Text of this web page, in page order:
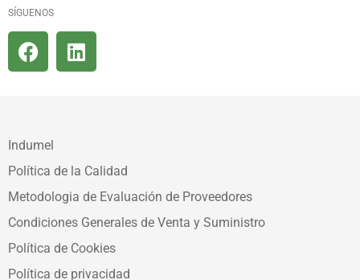
SÍGUENOS
Indumel
Política de la Calidad
Metodologia de Evaluación de Proveedores
Condiciones Generales de Venta y Suministro
Política de Cookies
Política de privacidad